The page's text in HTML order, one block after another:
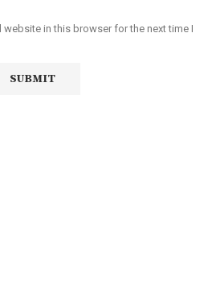
website in this browser for the next time I